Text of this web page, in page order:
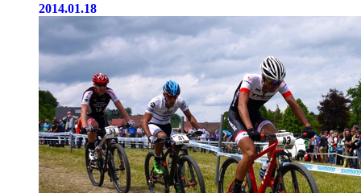
2014.01.18